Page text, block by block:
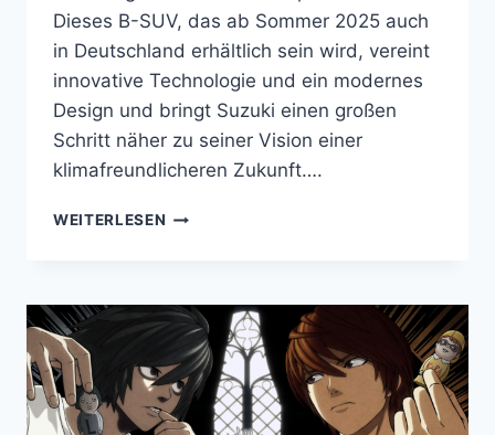
Dieses B-SUV, das ab Sommer 2025 auch
in Deutschland erhältlich sein wird, vereint
innovative Technologie und ein modernes
Design und bringt Suzuki einen großen
Schritt näher zu seiner Vision einer
klimafreundlicheren Zukunft….
WEITERLESEN SUZUKI
NEUEN
VITARA
DAS
ERSTE
ELEKTROFAHRZEUG